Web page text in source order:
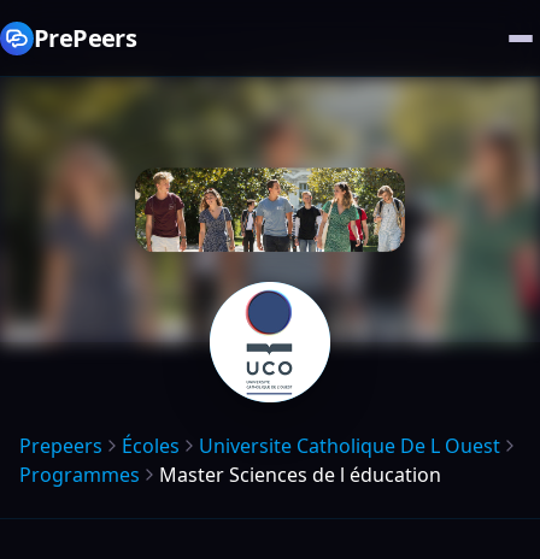
PrePeers
Prepeers Écoles
Universite Catholique De L Ouest
Programmes
Master Sciences de l éducation